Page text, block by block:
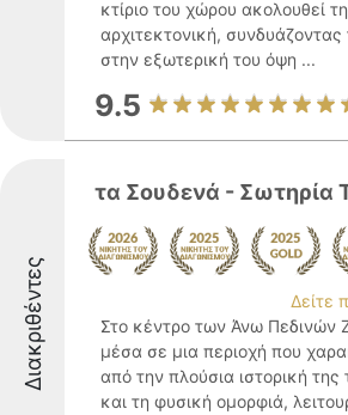
κτίριο του χώρου ακολουθεί τη
αρχιτεκτονική, συνδυάζοντας
στην εξωτερική του όψη ...
9.5
Διακριθέντες
τα Σουδενά - Σωτηρία
Δείτε
Στο κέντρο των Άνω Πεδινών
μέσα σε μια περιοχή που
από την πλούσια ιστορική της
και τη φυσική ομορφιά,